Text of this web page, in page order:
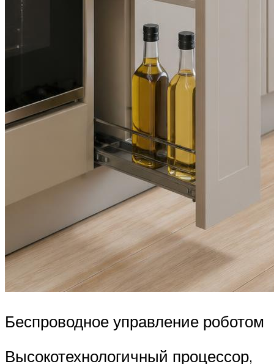
Беспроводное управление роботом
Высокотехнологичный процессор,